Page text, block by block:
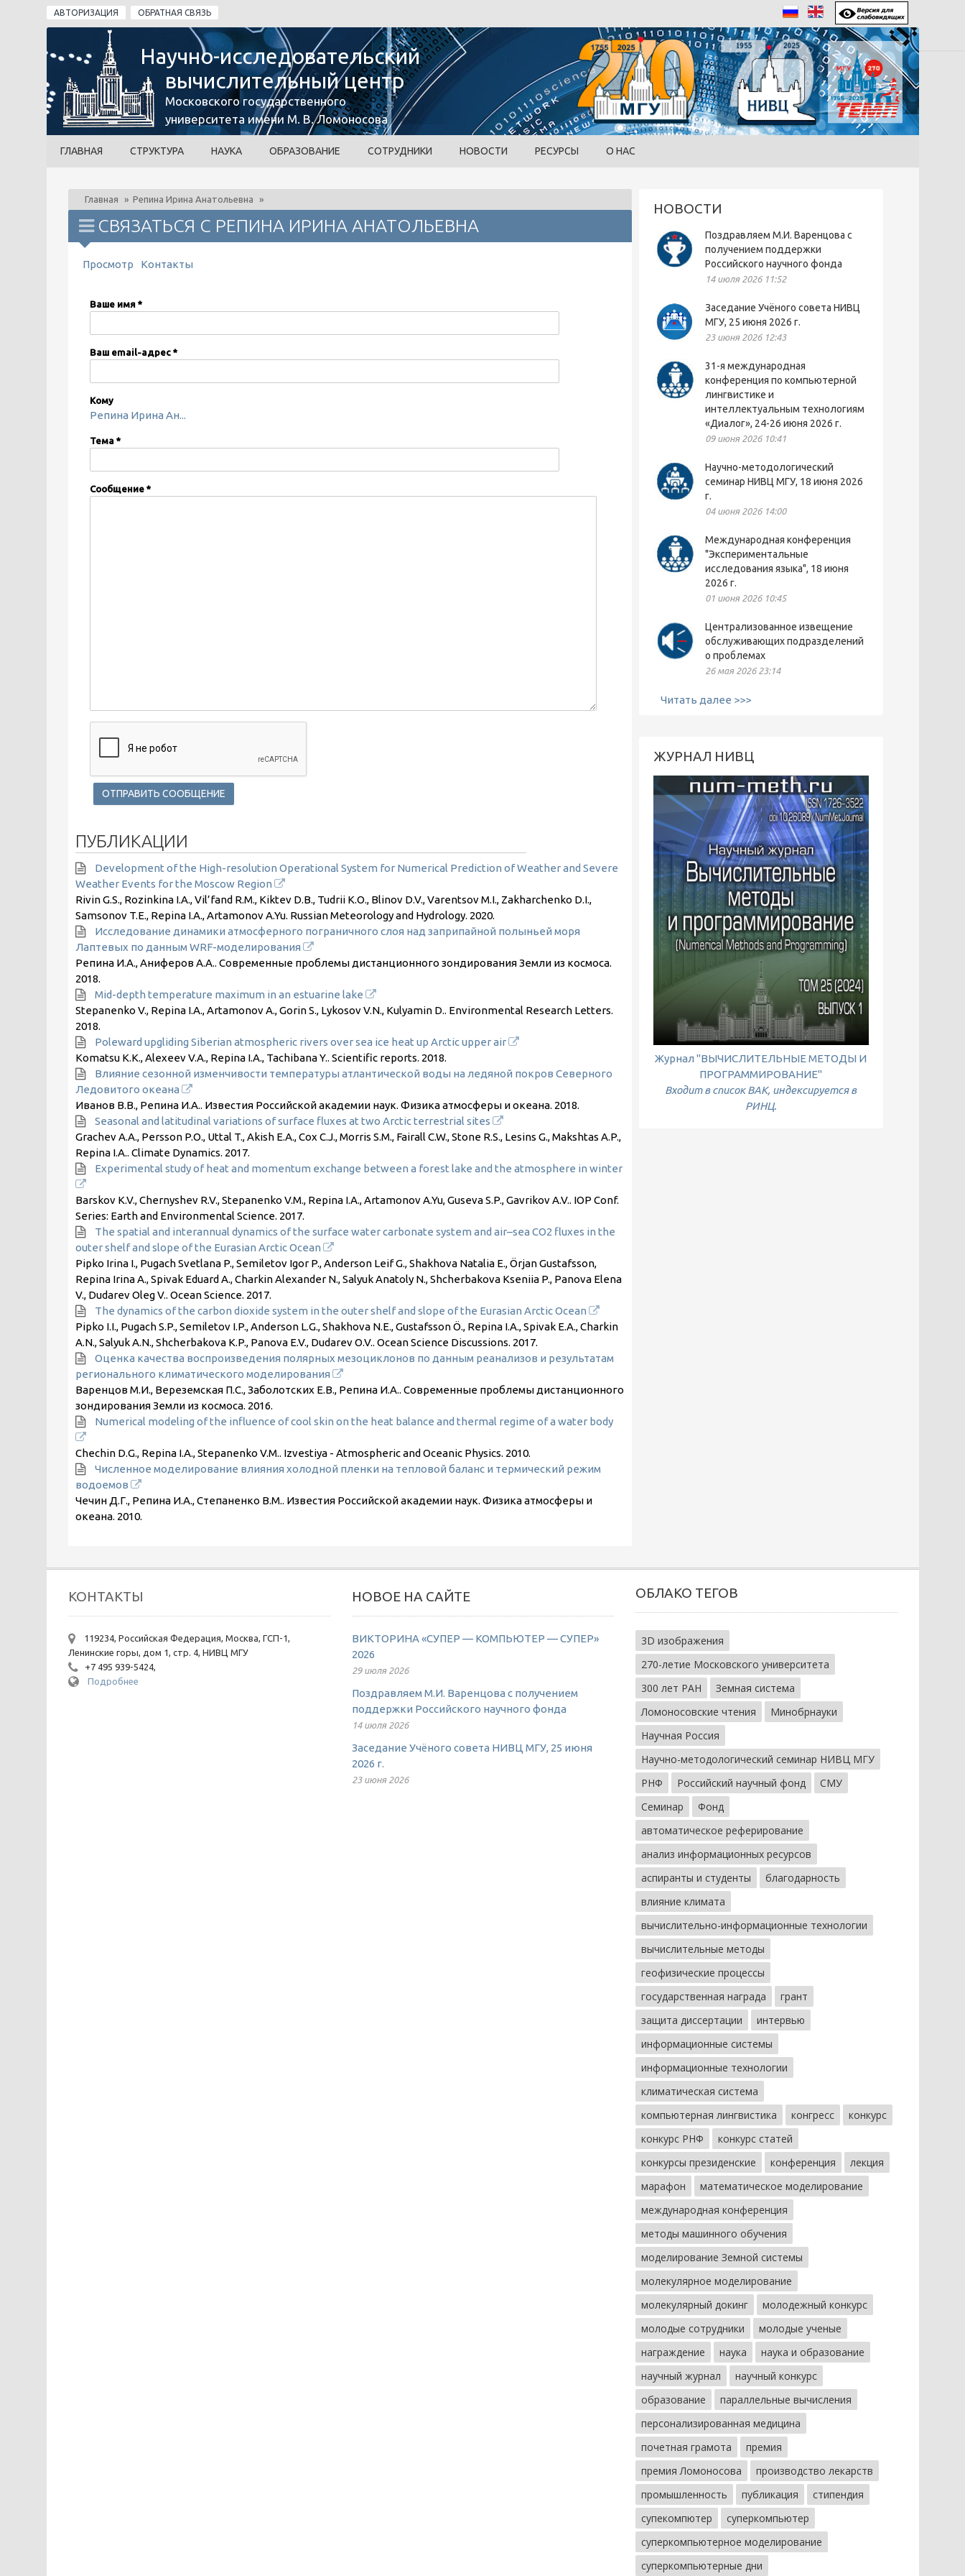
Перейти к основному содержанию
АВТОРИЗАЦИЯ ОБРАТНАЯ СВЯЗЬ
Научно-исследовательский
вычислительный центр
Московского государственного
университета имени М. В. Ломоносова
ГЛАВНАЯ СТРУКТУРА НАУКА ОБРАЗОВАНИЕ СОТРУДНИКИ НОВОСТИ РЕСУРСЫ О НАС
Главная » Репина Ирина Анатольевна »
СВЯЗАТЬСЯ С РЕПИНА ИРИНА АНАТОЛЬЕВНА
ГЛАВНЫЕ ВКЛАДКИ
Просмотр Контакты
Ваше имя *
Ваш email-адрес *
Кому
Репина Ирина Ан...
Тема *
Сообщение *
ПУБЛИКАЦИИ
Development of the High-resolution Operational System for Numerical Prediction of Weather and Severe
Weather Events for the Moscow Region
Rivin G.S., Rozinkina I.A., Vil’fand R.M., Kiktev D.B., Tudrii K.O., Blinov D.V., Varentsov M.I., Zakharchenko D.I.,
Samsonov T.E., Repina I.A., Artamonov A.Yu. Russian Meteorology and Hydrology. 2020.
Исследование динамики атмосферного пограничного слоя над заприпайной полыньей моря
Лаптевых по данным WRF-моделирования
Репина И.А., Аниферов А.А.. Современные проблемы дистанционного зондирования Земли из космоса.
2018.
Mid-depth temperature maximum in an estuarine lake
Stepanenko V., Repina I.A., Artamonov A., Gorin S., Lykosov V.N., Kulyamin D.. Environmental Research Letters.
2018.
Poleward upgliding Siberian atmospheric rivers over sea ice heat up Arctic upper air
Komatsu K.K., Alexeev V.A., Repina I.A., Tachibana Y.. Scientific reports. 2018.
Влияние сезонной изменчивости температуры атлантической воды на ледяной покров Северного
Ледовитого океана
Иванов В.В., Репина И.А.. Известия Российской академии наук. Физика атмосферы и океана. 2018.
Seasonal and latitudinal variations of surface fluxes at two Arctic terrestrial sites
Grachev A.A., Persson P.O., Uttal T., Akish E.A., Cox C.J., Morris S.M., Fairall C.W., Stone R.S., Lesins G., Makshtas A.P.,
Repina I.A.. Climate Dynamics. 2017.
Experimental study of heat and momentum exchange between a forest lake and the atmosphere in winter
Barskov K.V., Chernyshev R.V., Stepanenko V.M., Repina I.A., Artamonov A.Yu, Guseva S.P., Gavrikov A.V.. IOP Conf.
Series: Earth and Environmental Science. 2017.
The spatial and interannual dynamics of the surface water carbonate system and air–sea CO2 fluxes in the
outer shelf and slope of the Eurasian Arctic Ocean
Pipko Irina I., Pugach Svetlana P., Semiletov Igor P., Anderson Leif G., Shakhova Natalia E., Örjan Gustafsson,
Repina Irina A., Spivak Eduard A., Charkin Alexander N., Salyuk Anatoly N., Shcherbakova Kseniia P., Panova Elena
V., Dudarev Oleg V.. Ocean Science. 2017.
The dynamics of the carbon dioxide system in the outer shelf and slope of the Eurasian Arctic Ocean
Pipko I.I., Pugach S.P., Semiletov I.P., Anderson L.G., Shakhova N.E., Gustafsson Ö., Repina I.A., Spivak E.A., Charkin
A.N., Salyuk A.N., Shcherbakova K.P., Panova E.V., Dudarev O.V.. Ocean Science Discussions. 2017.
Оценка качества воспроизведения полярных мезоциклонов по данным реанализов и результатам
регионального климатического моделирования
Варенцов М.И., Вереземская П.С., Заболотских Е.В., Репина И.А.. Современные проблемы дистанционного
зондирования Земли из космоса. 2016.
Numerical modeling of the influence of cool skin on the heat balance and thermal regime of a water body
Chechin D.G., Repina I.A., Stepanenko V.M.. Izvestiya - Atmospheric and Oceanic Physics. 2010.
Численное моделирование влияния холодной пленки на тепловой баланс и термический режим
водоемов
Чечин Д.Г., Репина И.А., Степаненко В.М.. Известия Российской академии наук. Физика атмосферы и
океана. 2010.
НОВОСТИ
Поздравляем М.И. Варенцова с
получением поддержки
Российского научного фонда
14 июля 2026 11:52
Заседание Учёного совета НИВЦ
МГУ, 25 июня 2026 г.
23 июня 2026 12:43
31-я международная
конференция по компьютерной
лингвистике и
интеллектуальным технологиям
«Диалог», 24-26 июня 2026 г.
09 июня 2026 10:41
Научно-методологический
семинар НИВЦ МГУ, 18 июня 2026
г.
04 июня 2026 14:00
Международная конференция
"Экспериментальные
исследования языка", 18 июня
2026 г.
01 июня 2026 10:45
Централизованное извещение
обслуживающих подразделений
о проблемах
26 мая 2026 23:14
Читать далее >>>
ЖУРНАЛ НИВЦ
Журнал "ВЫЧИСЛИТЕЛЬНЫЕ МЕТОДЫ И
ПРОГРАММИРОВАНИЕ"
Входит в список ВАК, индексируется в
РИНЦ.
КОНТАКТЫ
119234, Российская Федерация, Москва, ГСП-1,
Ленинские горы, дом 1, стр. 4, НИВЦ МГУ
+7 495 939-5424,
Подробнее
НОВОЕ НА САЙТЕ
ВИКТОРИНА «СУПЕР — КОМПЬЮТЕР — СУПЕР»
2026
29 июля 2026
Поздравляем М.И. Варенцова с получением
поддержки Российского научного фонда
14 июля 2026
Заседание Учёного совета НИВЦ МГУ, 25 июня
2026 г.
23 июня 2026
ОБЛАКО ТЕГОВ
3D изображения
270-летие Московского университета
300 лет РАН
Земная система
Ломоносовские чтения
Минобрнауки
Научная Россия
Научно-методологический семинар НИВЦ МГУ
РНФ
Российский научный фонд
СМУ
Семинар
Фонд
автоматическое реферирование
анализ информационных ресурсов
аспиранты и студенты
благодарность
влияние климата
вычислительно-информационные технологии
вычислительные методы
геофизические процессы
государственная награда
грант
защита диссертации
интервью
информационные системы
информационные технологии
климатическая система
компьютерная лингвистика
конгресс
конкурс
конкурс РНФ
конкурс статей
конкурсы президенские
конференция
лекция
марафон
математическое моделирование
международная конференция
методы машинного обучения
моделирование Земной системы
молекулярное моделирование
молекулярный докинг
молодежный конкурс
молодые сотрудники
молодые ученые
награждение
наука
наука и образование
научный журнал
научный конкурс
образование
параллельные вычисления
персонализированная медицина
почетная грамота
премия
премия Ломоносова
производство лекарств
промышленность
публикация
стипендия
супекомпютер
суперкомпьютер
суперкомпьютерное моделирование
суперкомпьютерные дни